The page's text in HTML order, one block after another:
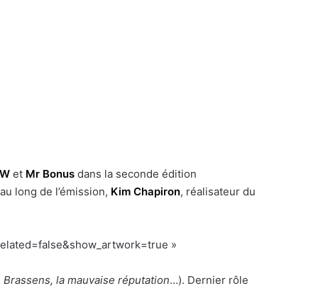
et Mr Bonus dans la seconde édition
long de l’émission, Kim Chapiron, réalisateur du
»
Brassens, la mauvaise réputation…). Dernier rôle